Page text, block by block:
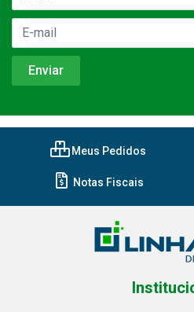
Meus Pedidos
Notas Fiscais